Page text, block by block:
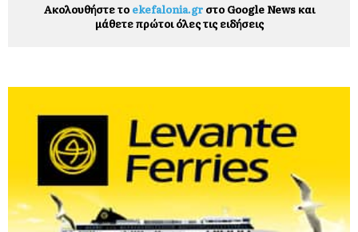
Ακολουθήστε το ekefalonia.grστο Google News και
μάθετε πρώτοι όλες τις ειδήσεις